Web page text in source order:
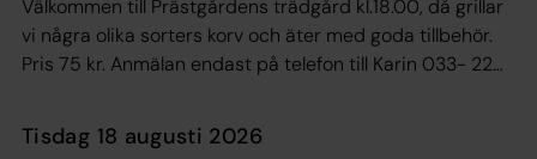
Välkommen till Prästgårdens trädgård kl.18.00, då grillar
vi några olika sorters korv och äter med goda tillbehör.
Pris 75 kr. Anmälan endast på telefon till Karin 033- 22
tisdag 18 augusti 2026